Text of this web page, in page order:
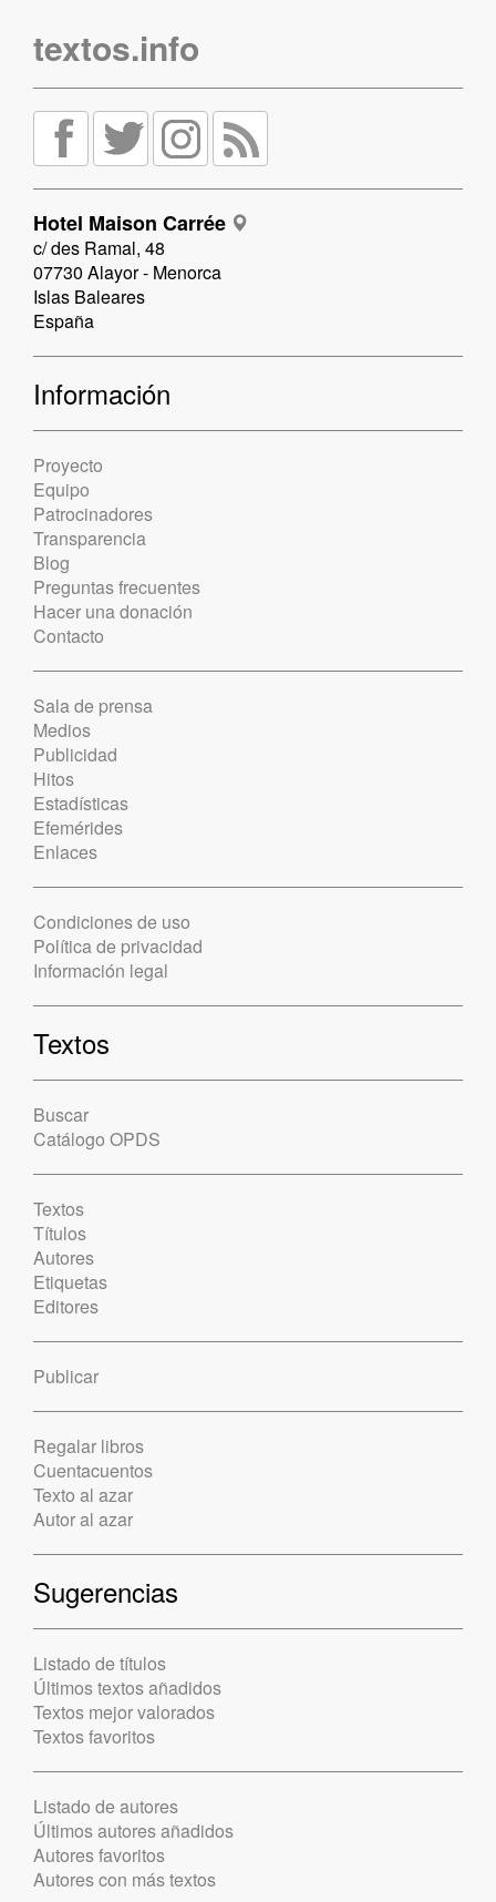
textos.info
Hotel Maison Carrée
c/ des Ramal, 48
07730 Alayor - Menorca
Islas Baleares
España
Información
Proyecto
Equipo
Patrocinadores
Transparencia
Blog
Preguntas frecuentes
Hacer una donación
Contacto
Sala de prensa
Medios
Publicidad
Hitos
Estadísticas
Efemérides
Enlaces
Condiciones de uso
Política de privacidad
Información legal
Textos
Buscar
Catálogo OPDS
Textos
Títulos
Autores
Etiquetas
Editores
Publicar
Regalar libros
Cuentacuentos
Texto al azar
Autor al azar
Sugerencias
Listado de títulos
Últimos textos añadidos
Textos mejor valorados
Textos favoritos
Listado de autores
Últimos autores añadidos
Autores favoritos
Autores con más textos